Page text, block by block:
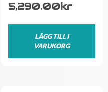
5,290.00kr
LÄGG TILL I
VARUKORG